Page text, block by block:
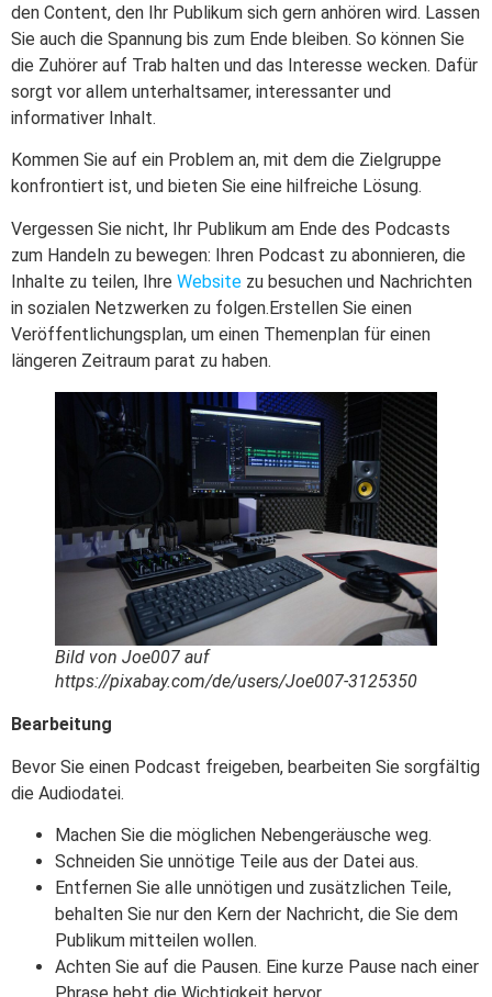
den Content, den Ihr Publikum sich gern anhören wird. Lassen
Sie auch die Spannung bis zum Ende bleiben. So können Sie
die Zuhörer auf Trab halten und das Interesse wecken. Dafür
sorgt vor allem unterhaltsamer, interessanter und
informativer Inhalt.
Kommen Sie auf ein Problem an, mit dem die Zielgruppe
konfrontiert ist, und bieten Sie eine hilfreiche Lösung.
Vergessen Sie nicht, Ihr Publikum am Ende des Podcasts
zum Handeln zu bewegen: Ihren Podcast zu abonnieren, die
Inhalte zu teilen, Ihre Website zu besuchen und Nachrichten
in sozialen Netzwerken zu folgen.Erstellen Sie einen
Veröffentlichungsplan, um einen Themenplan für einen
längeren Zeitraum parat zu haben.
Bild von Joe007 auf
https://pixabay.com/de/users/Joe007-3125350
Bearbeitung
Bevor Sie einen Podcast freigeben, bearbeiten Sie sorgfältig
die Audiodatei.
Machen Sie die möglichen Nebengeräusche weg.
Schneiden Sie unnötige Teile aus der Datei aus.
Entfernen Sie alle unnötigen und zusätzlichen Teile,
behalten Sie nur den Kern der Nachricht, die Sie dem
Publikum mitteilen wollen.
Achten Sie auf die Pausen. Eine kurze Pause nach einer